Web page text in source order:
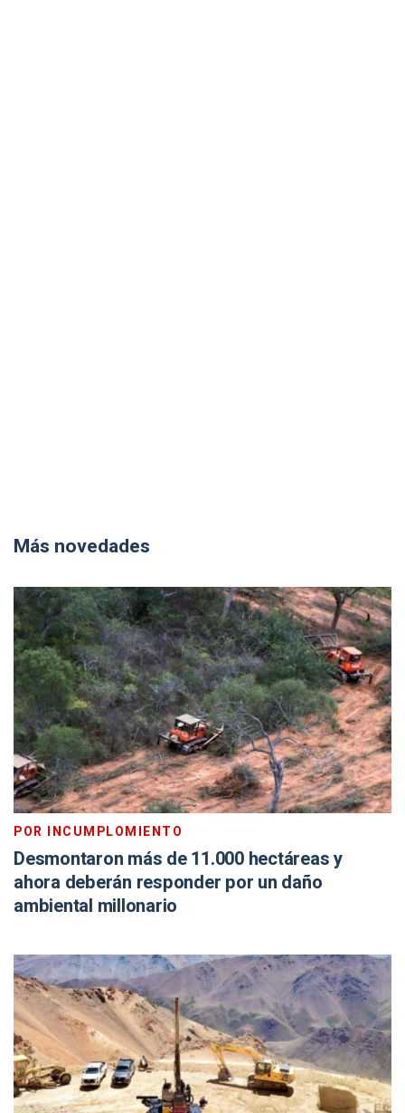
Más novedades
POR INCUMPLOMIENTO
Desmontaron más de 11.000 hectáreas y
ahora deberán responder por un daño
ambiental millonario